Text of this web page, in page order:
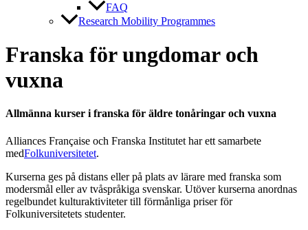
FAQ
Research Mobility Programmes
Franska för ungdomar och
vuxna
Allmänna kurser i franska för äldre tonåringar och vuxna
Alliances Française och Franska Institutet har ett samarbete
medFolkuniversitetet.
Kurserna ges på distans eller på plats av lärare med franska som
modersmål eller av tvåspråkiga svenskar. Utöver kurserna anordnas
regelbundet kulturaktiviteter till förmånliga priser för
Folkuniversitetets studenter.